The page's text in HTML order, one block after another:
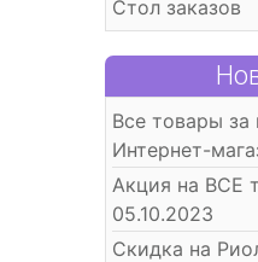
Стол заказов
Все товары за
Интернет-
Акция на ВСЕ
05.10.2023
Скидка на